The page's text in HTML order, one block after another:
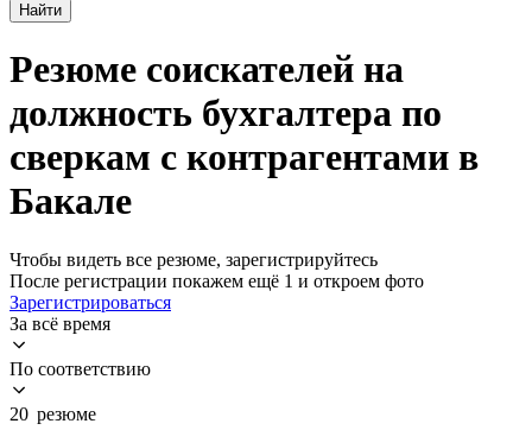
Найти
Резюме соискателей на
должность бухгалтера по
сверкам с контрагентами в
Бакале
Чтобы видеть все резюме, зарегистрируйтесь
После регистрации покажем ещё 1 и откроем фото
Зарегистрироваться
За всё время
По соответствию
20 резюме